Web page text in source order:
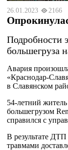
26.01.2023 2166
Подробности
большегруза
Авария
«Краснодар-
в Славянском
54-летний
большегрузом
справился с
В результате ДТП
травмами